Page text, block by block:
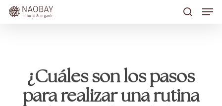
main
¿Cuáles son los pasos
para realizar una rutina